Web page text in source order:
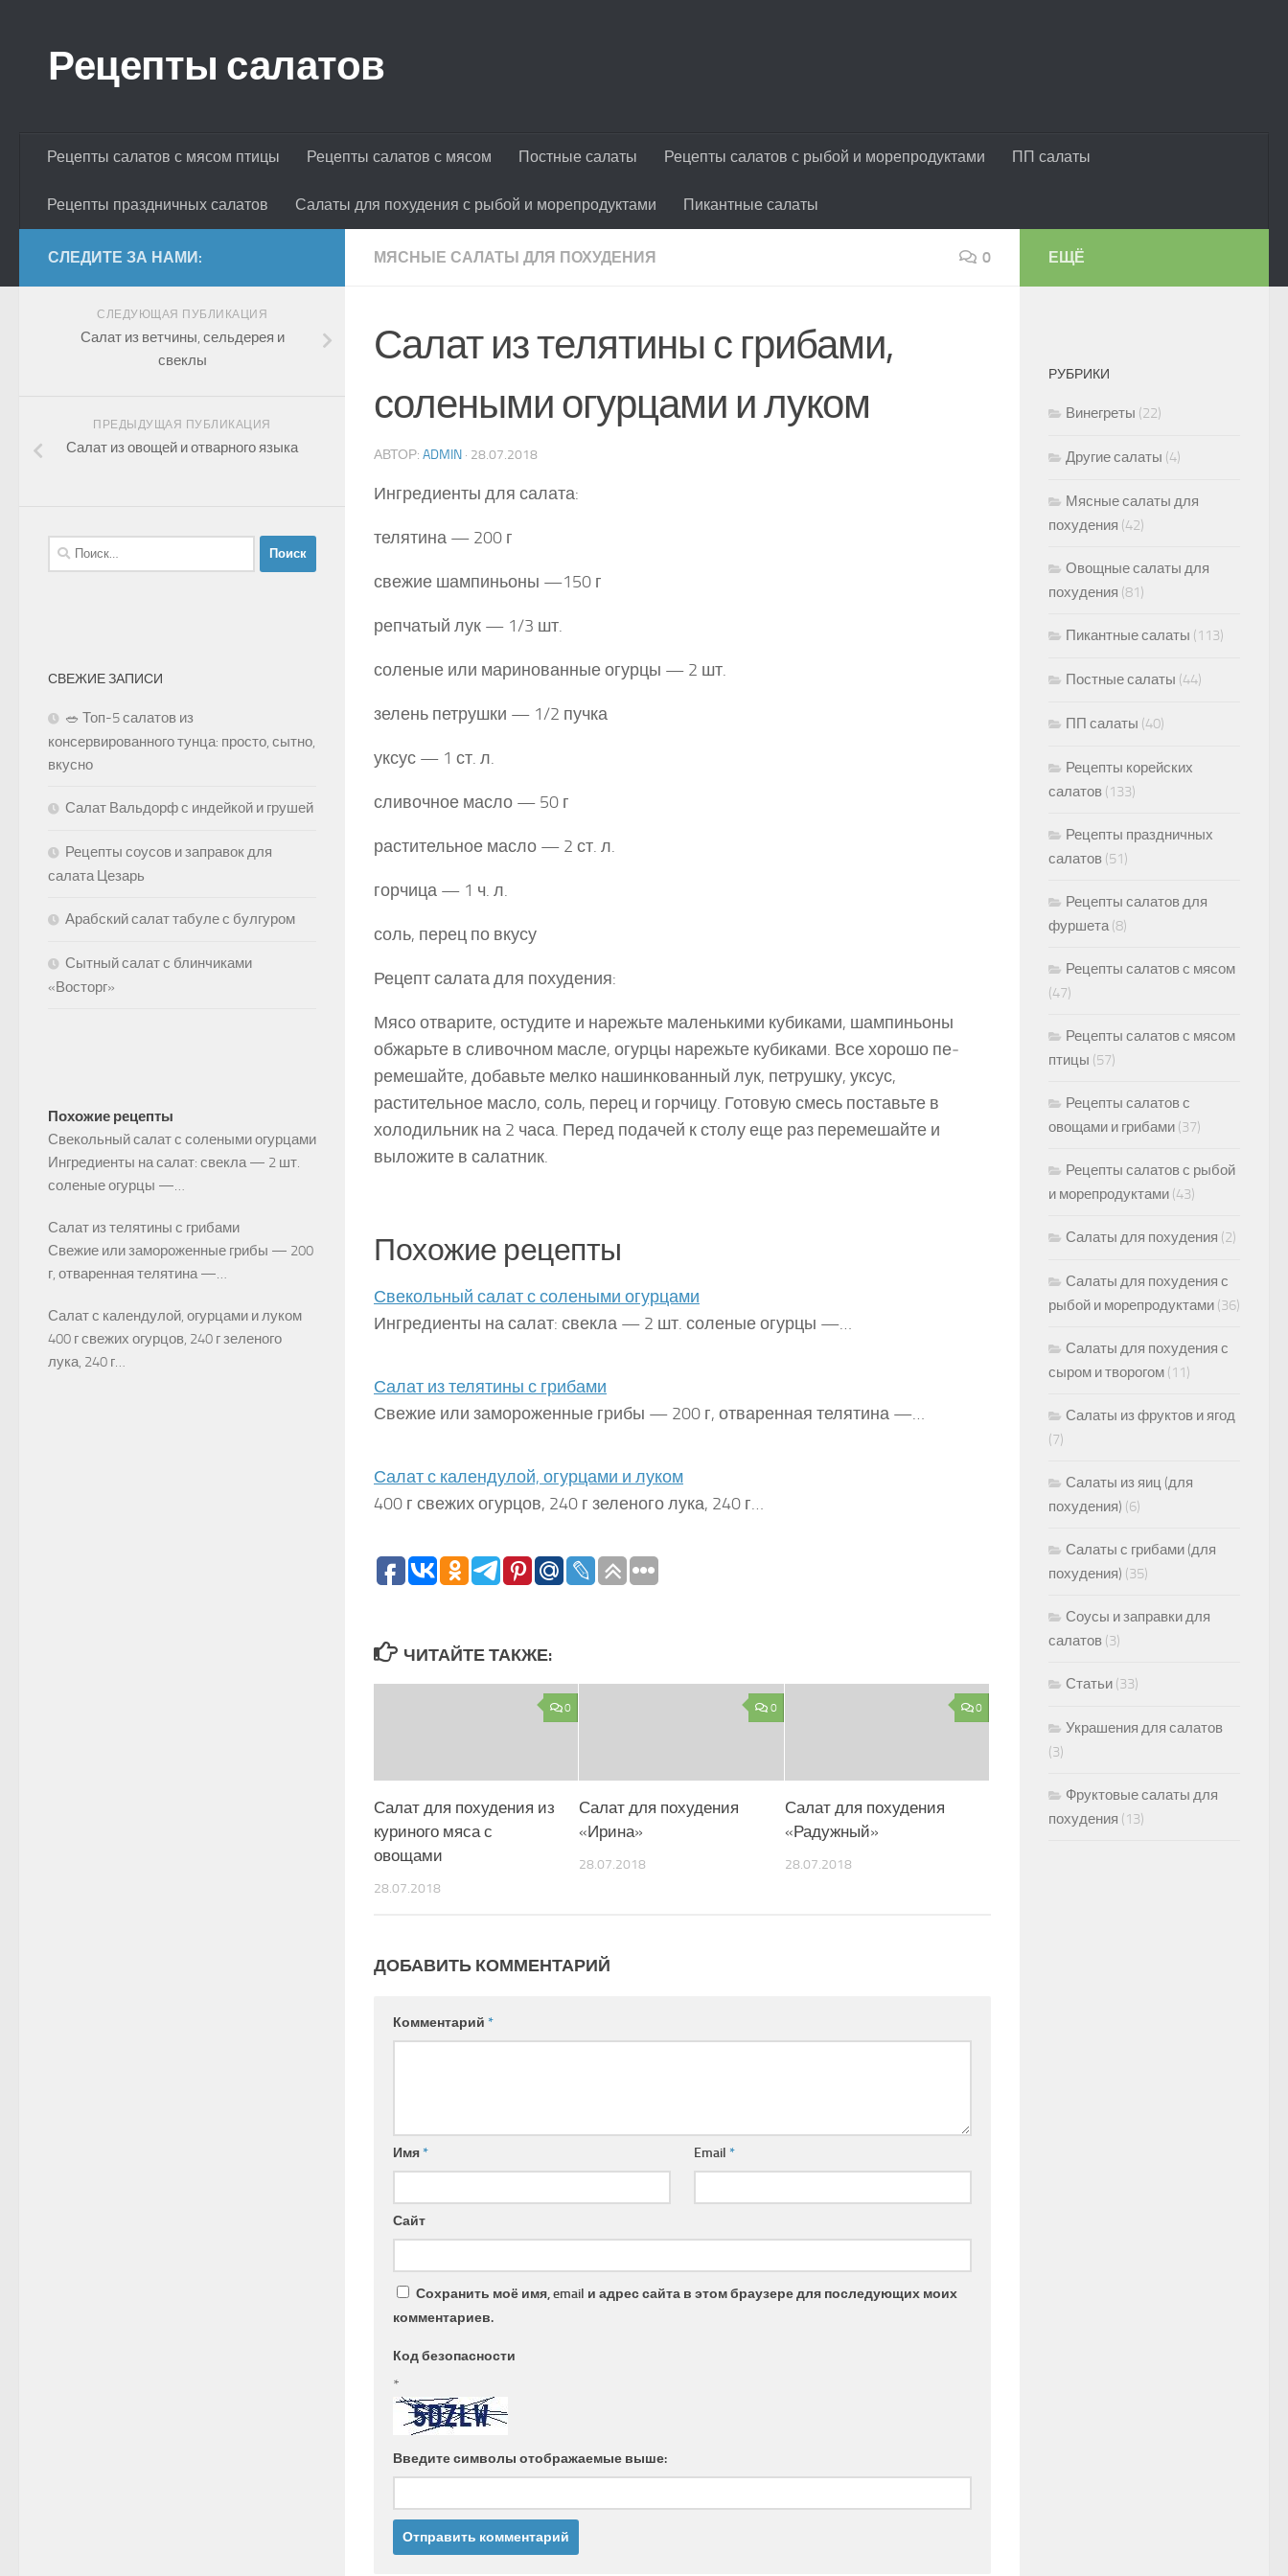
Рецепты салатов
Рецепты салатов с мясом птицы Рецепты салатов с мясом Постные салаты Рецепты салатов с рыбой и морепродуктами ПП салаты
Рецепты праздничных салатов Салаты для похудения с рыбой и морепродуктами Пикантные салаты
МЯСНЫЕ САЛАТЫ ДЛЯ ПОХУДЕНИЯ 0
Салат из телятины с грибами,
солеными огурцами и луком
АВТОР: ADMIN · 28.07.2018
Ингредиенты для салата:
телятина — 200 г
свежие шампиньоны —150 г
репчатый лук — 1/3 шт.
соленые или маринованные огурцы — 2 шт.
зелень петрушки — 1/2 пучка
уксус — 1 ст. л.
сливочное масло — 50 г
растительное масло — 2 ст. л.
горчица — 1 ч. л.
соль, перец по вкусу
Рецепт салата для похудения:
Мясо отварите, остудите и нарежьте маленькими кубиками, шампиньоны
обжарьте в сливочном масле, огурцы нарежьте кубиками. Все хорошо пе­
ремешайте, добавьте мелко нашинкованный лук, петрушку, уксус,
растительное масло, соль, перец и горчицу. Готовую смесь поставьте в
холодиль­ник на 2 часа. Перед подачей к столу еще раз пе­ремешайте и
выложите в салатник.
Похожие рецепты
Свекольный салат с солеными огурцами
Ингредиенты на салат: свекла — 2 шт. соленые огурцы —…
Салат из телятины с грибами
Свежие или замороженные грибы — 200 г, отваренная телятина —…
Салат с календулой, огурцами и луком
400 г свежих огурцов, 240 г зеленого лука, 240 г…
ЧИТАЙТЕ ТАКЖЕ:
0
Салат для похудения из
куриного мяса с
овощами
28.07.2018
0
Салат для похудения
«Ирина»
28.07.2018
0
Салат для похудения
«Радужный»
28.07.2018
ДОБАВИТЬ КОММЕНТАРИЙ
Комментарий *
Имя* Email*
Сайт
Сохранить моё имя, email и адрес сайта в этом браузере для последующих моих
комментариев.
Код безопасности
*
Введите символы отображаемые выше:
СЛЕДИТЕ ЗА НАМИ:
СЛЕДУЮЩАЯ ПУБЛИКАЦИЯ
Салат из ветчины, сельдерея и
свеклы
ПРЕДЫДУЩАЯ ПУБЛИКАЦИЯ
Салат из овощей и отварного языка
Найти:
СВЕЖИЕ ЗАПИСИ
🥗 Топ-5 салатов из
консервированного тунца: просто, сытно,
вкусно
Салат Вальдорф с индейкой и грушей
Рецепты соусов и заправок для
салата Цезарь
Арабский салат табуле с булгуром
Сытный салат с блинчиками
«Восторг»
Похожие рецепты
Свекольный салат с солеными огурцами
Ингредиенты на салат: свекла — 2 шт.
соленые огурцы —…
Салат из телятины с грибами
Свежие или замороженные грибы — 200
г, отваренная телятина —…
Салат с календулой, огурцами и луком
400 г свежих огурцов, 240 г зеленого
лука, 240 г…
ЕЩЁ
РУБРИКИ
Винегреты (22)
Другие салаты (4)
Мясные салаты для
похудения (42)
Овощные салаты для
похудения (81)
Пикантные салаты (113)
Постные салаты (44)
ПП салаты (40)
Рецепты корейских
салатов (133)
Рецепты праздничных
салатов (51)
Рецепты салатов для
фуршета(8)
Рецепты салатов с мясом
(47)
Рецепты салатов с мясом
птицы (57)
Рецепты салатов с
овощами и грибами (37)
Рецепты салатов с рыбой
и морепродуктами (43)
Салаты для похудения (2)
Салаты для похудения с
рыбой и морепродуктами (36)
Салаты для похудения с
сыром и творогом (11)
Салаты из фруктов и ягод
(7)
Салаты из яиц (для
похудения) (6)
Салаты с грибами (для
похудения) (35)
Соусы и заправки для
салатов (3)
Статьи (33)
Украшения для салатов
(3)
Фруктовые салаты для
похудения (13)